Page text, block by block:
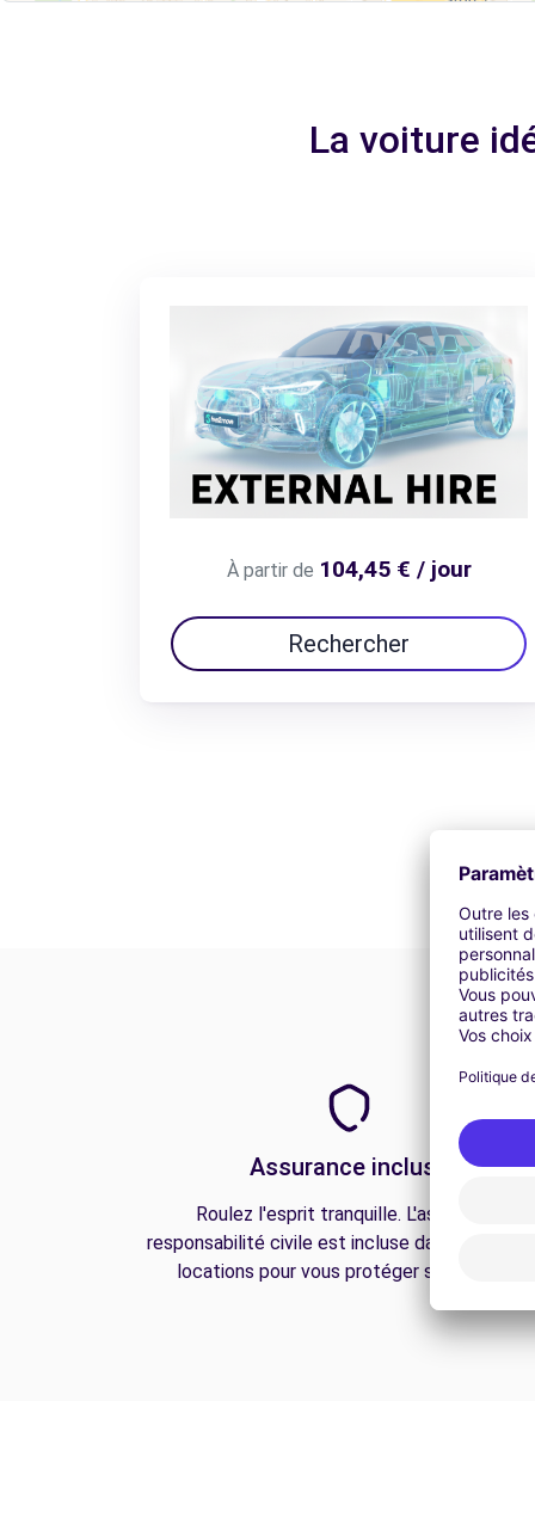
La voiture
À partir de 104,45 € / jour
Rechercher
Assurance incluse
Roulez l'esprit tranquille. L'assurance
responsabilité civile est incluse dans toutes
locations pour vous protéger sur la route.